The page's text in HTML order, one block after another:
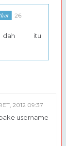
26
itu
2012 09:37
username